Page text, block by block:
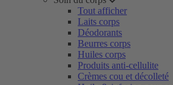
Tout afficher
Laits corps
Déodorants
Beurres corps
Huiles corps
Produits anti-cellulite
Crèmes cou et décolleté